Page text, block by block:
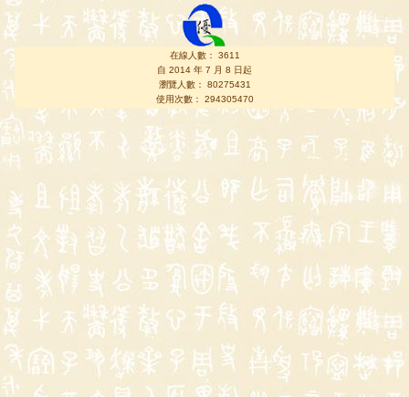
在線人數： 3611
自 2014 年 7 月 8 日起
瀏覽人數： 80275431
使用次數： 294305470